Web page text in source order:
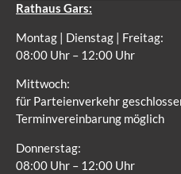
Rathaus Gars:
Montag | Dienstag | Freitag:
08:00 Uhr – 12:00 Uhr
Mittwoch:
für Parteienverkehr
Terminvereinbarung möglich
Donnerstag:
08:00 Uhr – 12:00 Uhr